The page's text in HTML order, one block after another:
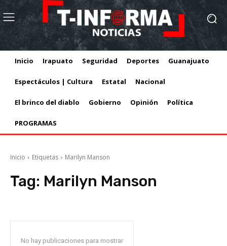
Inicio Irapuato Seguridad Deportes Guanajuato
Espectáculos | Cultura Estatal Nacional
El brinco del diablo Gobierno Opinión Política
PROGRAMAS
Inicio Etiquetas Marilyn Manson
Tag: Marilyn Manson
No hay publicaciones para mostrar